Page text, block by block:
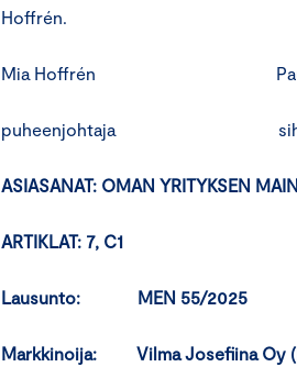
Hoffrén.
Mia Hoffrén Paula
puheenjohtaja
ASIASANAT: OMAN YRITYKSEN
ARTIKLAT: 7, C1
Lausunto: MEN 55/2025
Markkinoija: Vilma Josefiina Oy